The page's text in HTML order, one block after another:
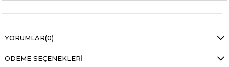
YORUMLAR(0)
ÖDEME SEÇENEKLERI